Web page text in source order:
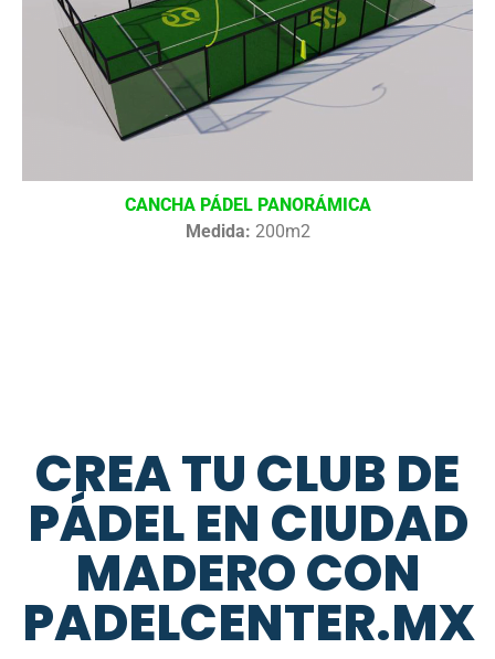
CANCHA PÁDEL PANORÁMICA
Medida: 200m2
CREA TU CLUB DE
PÁDEL EN CIUDAD
MADERO CON
PADELCENTER.MX